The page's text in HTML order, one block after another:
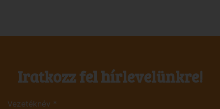
Iratkozz fel hírlevelünkre!
Vezetéknév *